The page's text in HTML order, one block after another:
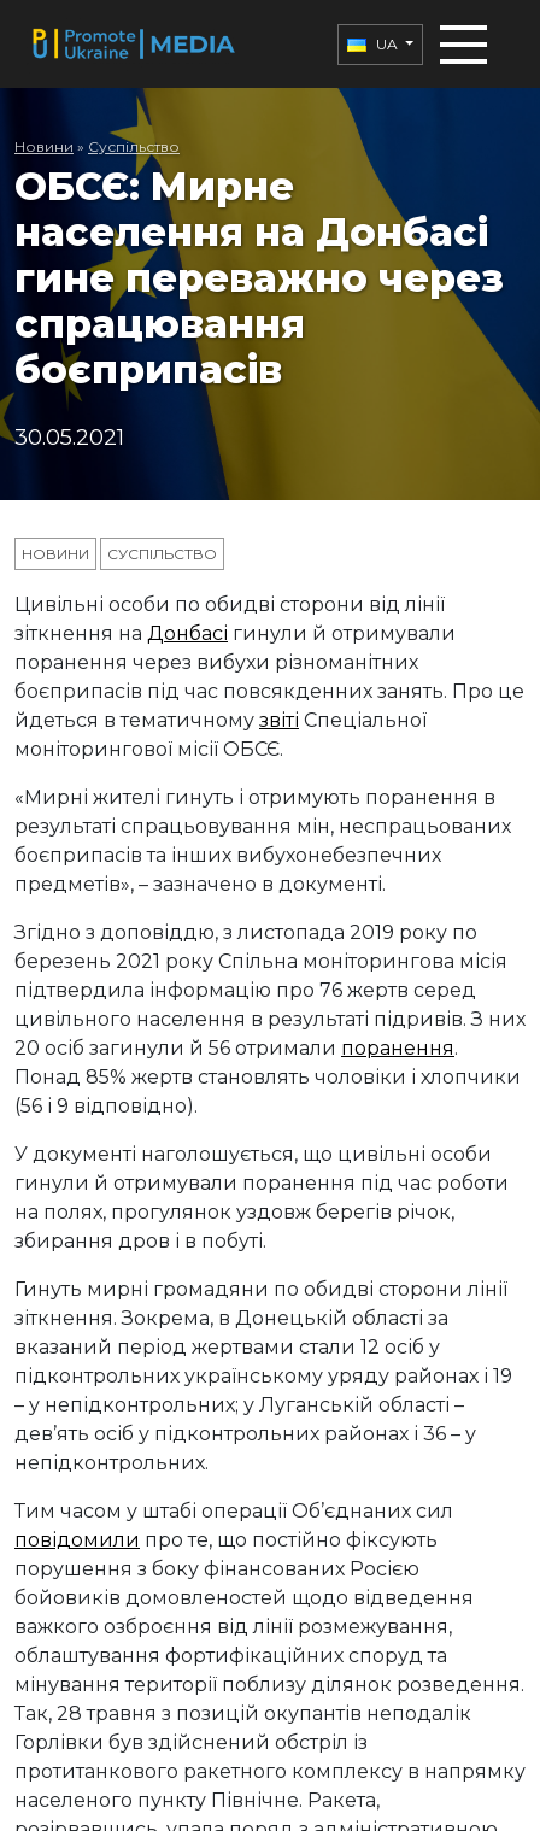
UA
Новини » Суспільство
ОБСЄ: Мирне
населення на Донбасі
гине переважно через
спрацювання
боєприпасів
30.05.2021
НОВИНИ СУСПІЛЬСТВО
Цивільні особи по обидві сторони від лінії
зіткнення на Донбасі гинули й отримували
поранення через вибухи різноманітних
боєприпасів під час повсякденних занять. Про це
йдеться в тематичному звіті Спеціальної
моніторингової місії ОБСЄ.
«Мирні жителі гинуть і отримують поранення в
результаті спрацьовування мін, неспрацьованих
боєприпасів та інших вибухонебезпечних
предметів», – зазначено в документі.
Згідно з доповіддю, з листопада 2019 року по
березень 2021 року Спільна моніторингова місія
підтвердила інформацію про 76 жертв серед
цивільного населення в результаті підривів. З них
20 осіб загинули й 56 отримали поранення.
Понад 85% жертв становлять чоловіки і хлопчики
(56 і 9 відповідно).
У документі наголошується, що цивільні особи
гинули й отримували поранення під час роботи
на полях, прогулянок уздовж берегів річок,
збирання дров і в побуті.
Гинуть мирні громадяни по обидві сторони лінії
зіткнення. Зокрема, в Донецькій області за
вказаний період жертвами стали 12 осіб у
підконтрольних українському уряду районах і 19
– у непідконтрольних; у Луганській області –
дев’ять осіб у підконтрольних районах і 36 – у
непідконтрольних.
Тим часом у штабі операції Об’єднаних сил
повідомили про те, що постійно фіксують
порушення з боку фінансованих Росією
бойовиків домовленостей щодо відведення
важкого озброєння від лінії розмежування,
облаштування фортифікаційних споруд та
мінування території поблизу ділянок розведення.
Так, 28 травня з позицій окупантів неподалік
Горлівки був здійснений обстріл із
протитанкового ракетного комплексу в напрямку
населеного пункту Північне. Ракета,